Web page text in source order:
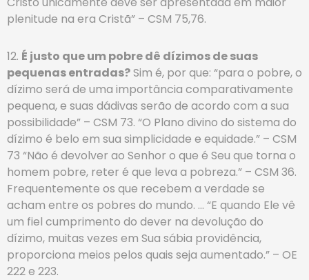
plenitude na era Cristã” – CSM 75,76.
12. É justo que um pobre dê dízimos de suas
pequenas entradas?Sim é, por que: “para o pobre, o
dízimo será de uma importância comparativamente
pequena, e suas dádivas serão de acordo com a sua
possibilidade” – CSM 73. “O Plano divino do sistema do
dízimo é belo em sua simplicidade e equidade.” – CSM
73 “Não é devolver ao Senhor o que é Seu que torna o
homem pobre, reter é que leva a pobreza.” – CSM 36.
Frequentemente os que recebem a verdade se
acham entre os pobres do mundo. … “E quando Ele vê
um fiel cumprimento do dever na devolução do
dízimo, muitas vezes em Sua sábia providência,
proporciona meios pelos quais seja aumentado.” – OE
222 e 223.